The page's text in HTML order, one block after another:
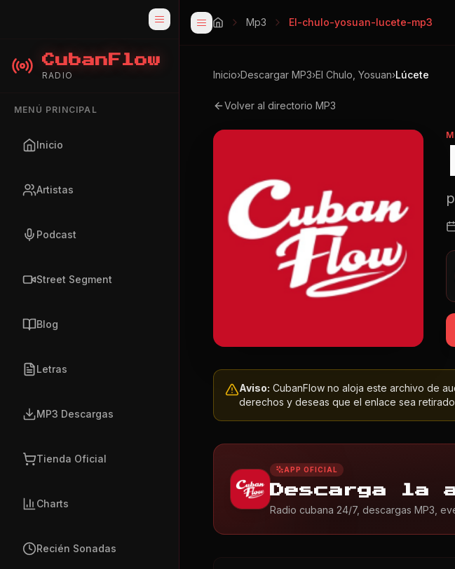
CubanFlow
RADIO
MENÚ PRINCIPAL
Inicio
Artistas
Podcast
Street Segment
Blog
Letras
MP3 Descargas
Tienda Oficial
Charts
Recién Sonadas
Mp3 El-chulo-yosuan-lucete-mp3
Inicio›Descargar MP3›El Chulo, Yosuan›Lúcete
Volver al directorio MP3
Aviso: CubanFlow no aloja este archivo de
derechos y deseas que el enlace sea retirado,
APP OFICIAL
Descarga la
Radio cubana 24/7, descargas MP3,